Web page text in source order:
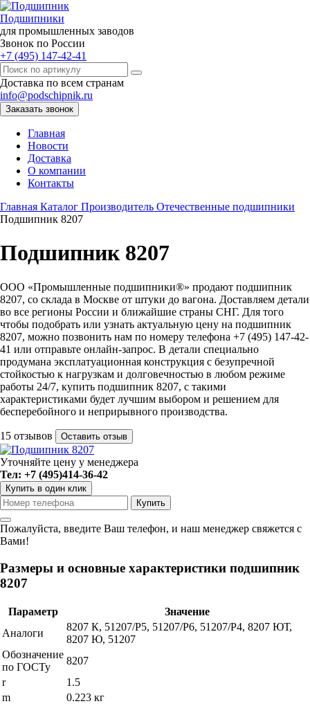
Подшипники
для промышленных заводов
Звонок по России
+7 (495) 147-42-41
Доставка по всем странам
info@podschipnik.ru
Заказать звонок
Главная
Новости
Доставка
О компании
Контакты
Главная Каталог Производитель Отечественные подшипники
Подшипник 8207
Подшипник 8207
ООО «Промышленные подшипники®» продают подшипник
8207, со склада в Москве от штуки до вагона. Доставляем детали
во все регионы России и ближайшие страны СНГ. Для того
чтобы подобрать или узнать актуальную цену на подшипник
8207, можно позвонить нам по номеру телефона +7 (495) 147-42-
41 или отправьте онлайн-запрос. В детали специально
продумана эксплатуационная конструкция с безупречной
стойкостью к нагрузкам и долговечностью в любом режиме
работы 24/7, купить подшипник 8207, с такими
характеристиками будет лучшим выбором и решением для
бесперебойного и неприрывного производства.
15 отзывов Оставить отзыв
Уточняйте цену у менеджера
Тел: +7 (495)414-36-42
Купить в один клик
Пожалуйста, введите Ваш телефон, и наш менеджер свяжется с
Вами!
Размеры и основные характеристики подшипник
8207
Параметр
Значение
Аналоги
8207 К, 51207/P5, 51207/P6, 51207/P4, 8207 ЮТ,
8207 Ю, 51207
Обозначение
по ГОСТу
8207
r
1.5
m
0.223 кг